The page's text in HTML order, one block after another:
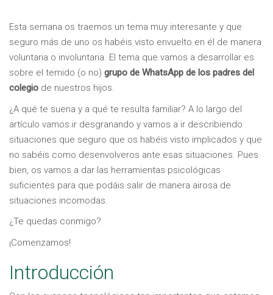
Esta semana os traemos un tema muy interesante y que
seguro más de uno os habéis visto envuelto en él de manera
voluntaria o involuntaria. El tema que vamos a desarrollar es
sobre el temido (o no) grupo de WhatsApp de los padres del
colegio de nuestros hijos.
¿A qué te suena y a qué te resulta familiar? A lo largo del
artículo vamos ir desgranando y vamos a ir describiendo
situaciones que seguro que os habéis visto implicados y que
no sabéis como desenvolveros ante esas situaciones. Pues
bien, os vamos a dar las herramientas psicológicas
suficientes para que podáis salir de manera airosa de
situaciones incomodas.
¿Te quedas conmigo?
¡Comenzamos!
Introducción